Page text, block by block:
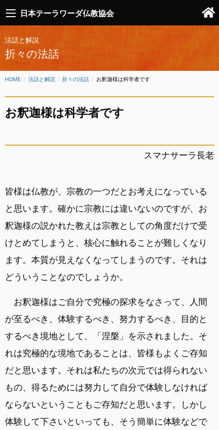
日本テーラワーダ仏教協会
法話と解説
折々の法話
HOME 法話と解説 折々の法話 CURRENT:
お釈迦様は科学者です
お釈迦様は科学者です
スマナサーラ長老
皆様は仏教が、宗教の一つだとお考えになっている
と思います。確かに宗教には違いないのですが、お
釈迦様の説かれた教えは宗教としての角度だけで受
けとめてしまうと、核心に触れることが難しくなり
ます。本質が見えなくなってしまうのです。それは
どういうことなのでしょうか。
お釈迦様はご自分で究極の探求をなさって、人間
が至るべき、体験するべき、努力するべき、目的と
するべき境地として、「涅槃」を示されました。そ
れは究極的な境地であることは、皆様もよくご存知
だと思います。それは私たちの次元では得られない
もの、得るためには努力して自分で体験しなければ
ならないということもご存知だと思います。しかし
体験して下さいといっても、そう簡単に体験などで